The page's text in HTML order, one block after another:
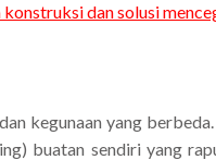
dan solusi
kegunaan yang
buatan sendiri yang